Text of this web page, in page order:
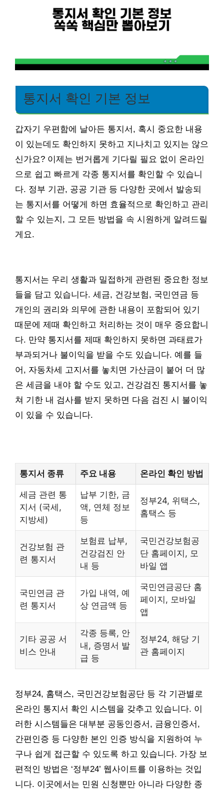
통지서 확인 기본 정보
갑자기 우편함에 날아든 통지서, 혹시 중요한 내용
이 있는데도 확인하지 못하고 지나치고 있지는 않으
신가요? 이제는 번거롭게 기다릴 필요 없이 온라인
으로 쉽고 빠르게 각종 통지서를 확인할 수 있습니
다. 정부 기관, 공공 기관 등 다양한 곳에서 발송되
는 통지서를 어떻게 하면 효율적으로 확인하고 관리
할 수 있는지, 그 모든 방법을 속 시원하게 알려드릴
게요.
통지서는 우리 생활과 밀접하게 관련된 중요한 정보
들을 담고 있습니다. 세금, 건강보험, 국민연금 등
개인의 권리와 의무에 관한 내용이 포함되어 있기
때문에 제때 확인하고 처리하는 것이 매우 중요합니
다. 만약 통지서를 제때 확인하지 못하면 과태료가
부과되거나 불이익을 받을 수도 있습니다. 예를 들
어, 자동차세 고지서를 놓치면 가산금이 붙어 더 많
은 세금을 내야 할 수도 있고, 건강검진 통지서를 놓
쳐 기한 내 검사를 받지 못하면 다음 검진 시 불이익
이 있을 수 있습니다.
통지서 종류 주요 내용 온라인 확인 방법
세금 관련 통
지서 (국세,
지방세)
납부 기한, 금
액, 연체 정보
등
정부24, 위택스,
홈택스 등
건강보험 관
련 통지서
보험료 납부,
건강검진 안
내 등
국민건강보험공
단 홈페이지, 모
바일 앱
국민연금 관
련 통지서
가입 내역, 예
상 연금액 등
국민연금공단 홈
페이지, 모바일
앱
기타 공공 서
비스 안내
각종 등록, 안
내, 증명서 발
급 등
정부24, 해당 기
관 홈페이지
정부24, 홈택스, 국민건강보험공단 등 각 기관별로
온라인 통지서 확인 시스템을 갖추고 있습니다. 이
러한 시스템들은 대부분 공동인증서, 금융인증서,
간편인증 등 다양한 본인 인증 방식을 지원하여 누
구나 쉽게 접근할 수 있도록 하고 있습니다. 가장 보
편적인 방법은 ‘정부24’ 웹사이트를 이용하는 것입
니다. 이곳에서는 민원 신청뿐만 아니라 다양한 종